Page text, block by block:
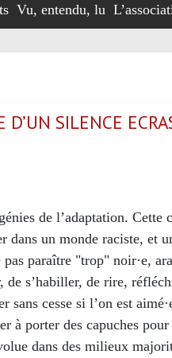
Vu, entendu, lu
D’UN SILENCE
de l’adaptation. Cette
dans un monde raciste, et
paraître "trop" noir·e,
de s’habiller, de rire,
sans cesse si l’on est
à porter des capuches
dans des milieux